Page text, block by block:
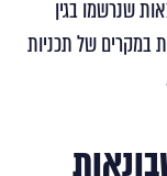
שנרשמו בגין
במקרים של תכניות